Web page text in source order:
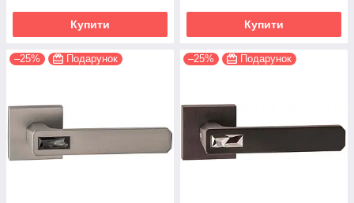
Купити Купити
–25% Подарунок –25% Подарунок